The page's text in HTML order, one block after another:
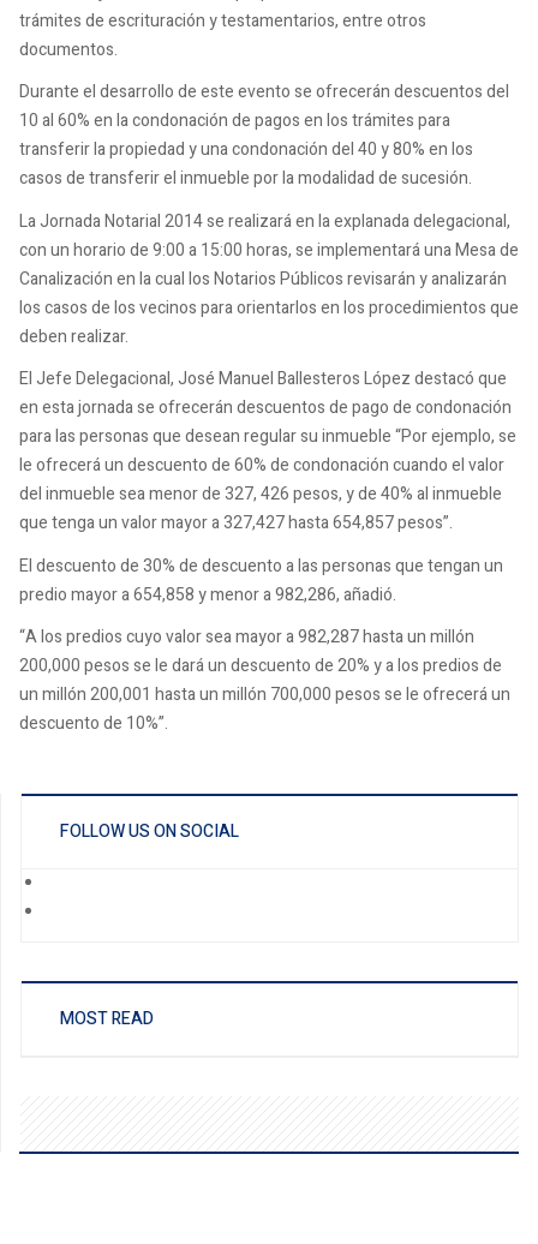
trámites de escrituración y testamentarios, entre otros
documentos.
Durante el desarrollo de este evento se ofrecerán descuentos del
10 al 60% en la condonación de pagos en los trámites para
transferir la propiedad y una condonación del 40 y 80% en los
casos de transferir el inmueble por la modalidad de sucesión.
La Jornada Notarial 2014 se realizará en la explanada delegacional,
con un horario de 9:00 a 15:00 horas, se implementará una Mesa de
Canalización en la cual los Notarios Públicos revisarán y analizarán
los casos de los vecinos para orientarlos en los procedimientos que
deben realizar.
El Jefe Delegacional, José Manuel Ballesteros López destacó que
en esta jornada se ofrecerán descuentos de pago de condonación
para las personas que desean regular su inmueble “Por ejemplo, se
le ofrecerá un descuento de 60% de condonación cuando el valor
del inmueble sea menor de 327, 426 pesos, y de 40% al inmueble
que tenga un valor mayor a 327,427 hasta 654,857 pesos”.
El descuento de 30% de descuento a las personas que tengan un
predio mayor a 654,858 y menor a 982,286, añadió.
“A los predios cuyo valor sea mayor a 982,287 hasta un millón
200,000 pesos se le dará un descuento de 20% y a los predios de
un millón 200,001 hasta un millón 700,000 pesos se le ofrecerá un
descuento de 10%”.
FOLLOW US ON SOCIAL
MOST READ